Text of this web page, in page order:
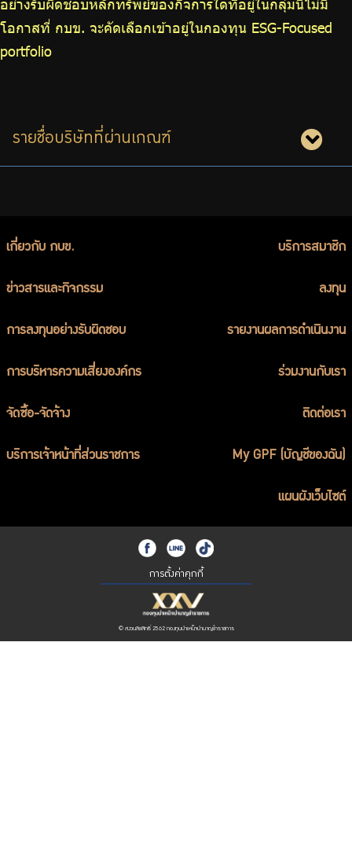
อย่างรับผิดชอบหลักทรัพย์ของกิจการใดที่อยู่ในกลุ่มนี้ไม่มี
โอกาสที่ กบข. จะคัดเลือกเข้าอยู่ในกองทุน ESG-Focused
portfolio
รายชื่อบริษัทที่ผ่านเกณฑ์
เกี่ยวกับ กบข. บริการสมาชิก
ข่าวสารและกิจกรรม ลงทุน
การลงทุนอย่างรับผิดชอบ รายงานผลการดำเนินงาน
การบริหารความเสี่ยงองค์กร ร่วมงานกับเรา
จัดซื้อ-จัดจ้าง ติดต่อเรา
บริการเจ้าหน้าที่ส่วนราชการ My GPF (บัญชีของฉัน)
แผนผังเว็บไซต์
การตั้งค่าคุกกี้
© สงวนลิขสิทธิ์ 2562 กองทุนบำเหน็จบำนาญข้าราชการ